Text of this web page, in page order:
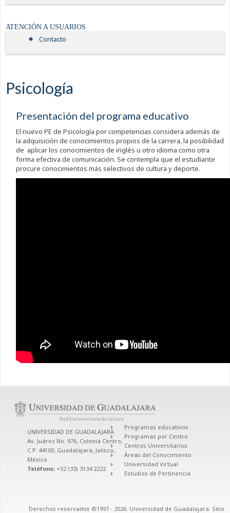
ATENCIÓN A USUARIOS
Contacto
Psicología
Presentación del programa educativo
El nuevo PE de Psicología por competencias considera además de
la adquisición de conocimientos propios de la carrera, la posibilidad
de aplicar los conocimientos de inglés u otro idioma como otra
forma efectiva de comunicación. Se contempla que el estudiante
procure conocimientos más selectivos de cultura y deporte.
UNIVERSIDAD DE GUADALAJARA
Av. Juárez No. 976, Colonia Centro,
C.P. 44100, Guadalajara, Jalisco,
México
Teléfono: +52 (33) 3134 2222
Programas educativos
Programas por Centro
Centros Universitarios
Áreas del Conocimiento
Universidad Virtual
Estudios de Pertinencia
Derechos reservados ©1997 - 2026. Universidad de Guadalajara. Sitio